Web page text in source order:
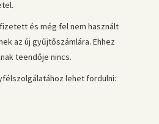
és még fel nem használt
az új gyűjtőszámlára. Ehhez
teendője nincs.
lehet fordulni: